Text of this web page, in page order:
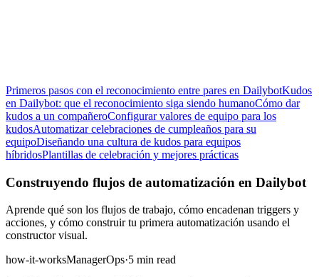
Primeros pasos con el reconocimiento entre pares en DailybotKudos
en Dailybot: que el reconocimiento siga siendo humanoCómo dar
kudos a un compañeroConfigurar valores de equipo para los
kudosAutomatizar celebraciones de cumpleaños para su
equipoDiseñando una cultura de kudos para equipos
híbridosPlantillas de celebración y mejores prácticas
Construyendo flujos de automatización en Dailybot
Aprende qué son los flujos de trabajo, cómo encadenan triggers y
acciones, y cómo construir tu primera automatización usando el
constructor visual.
how-it-worksManagerOps·5 min read